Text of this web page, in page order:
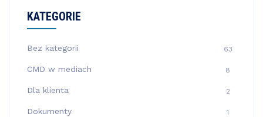
KATEGORIE
Bez kategorii 63
CMD w mediach 8
Dla klienta 2
Dokumenty 1